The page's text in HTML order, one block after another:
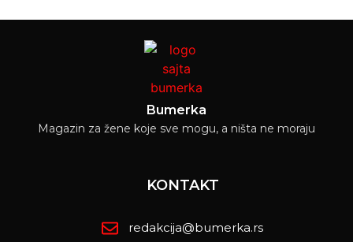
Bumerka
Magazin za žene koje sve mogu, a ništa ne moraju
KONTAKT
redakcija@bumerka.rs